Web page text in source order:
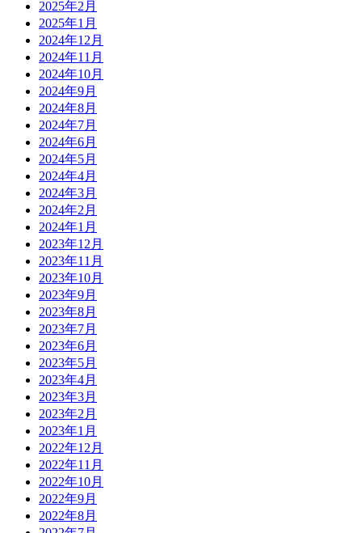
2025年2月
2025年1月
2024年12月
2024年11月
2024年10月
2024年9月
2024年8月
2024年7月
2024年6月
2024年5月
2024年4月
2024年3月
2024年2月
2024年1月
2023年12月
2023年11月
2023年10月
2023年9月
2023年8月
2023年7月
2023年6月
2023年5月
2023年4月
2023年3月
2023年2月
2023年1月
2022年12月
2022年11月
2022年10月
2022年9月
2022年8月